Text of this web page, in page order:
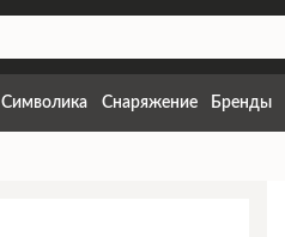
Символика Снаряжение Бренды